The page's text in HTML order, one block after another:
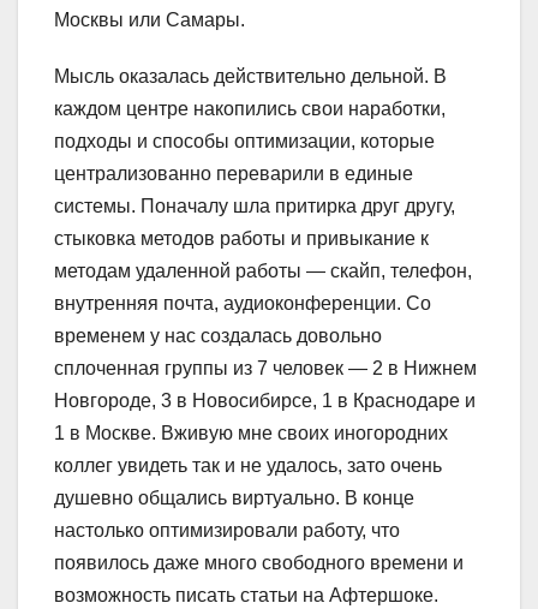
Москвы или Самары.
Мысль оказалась действительно дельной. В
каждом центре накопились свои наработки,
подходы и способы оптимизации, которые
централизованно переварили в единые
системы. Поначалу шла притирка друг другу,
стыковка методов работы и привыкание к
методам удаленной работы — скайп, телефон,
внутренняя почта, аудиоконференции. Со
временем у нас создалась довольно
сплоченная группы из 7 человек — 2 в Нижнем
Новгороде, 3 в Новосибирсе, 1 в Краснодаре и
1 в Москве. Вживую мне своих иногородних
коллег увидеть так и не удалось, зато очень
душевно общались виртуально. В конце
настолько оптимизировали работу, что
появилось даже много свободного времени и
возможность писать статьи на Афтершоке.